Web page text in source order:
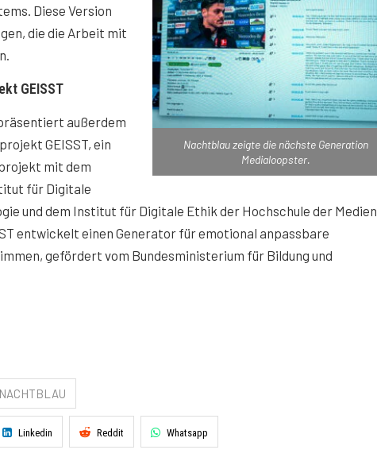
Nachtblau zeigte die nächste Generation
Medialoopster.
Diese Version
die die Arbeit mit
GEISST
außerdem
GEISST, ein
mit dem
für Digitale
und dem Institut für Digitale Ethik der Hochschule der Medien
entwickelt einen Generator für emotional anpassbare
gefördert vom Bundesministerium für Bildung und
NACHTBLAU
Linkedin Reddit Whatsapp